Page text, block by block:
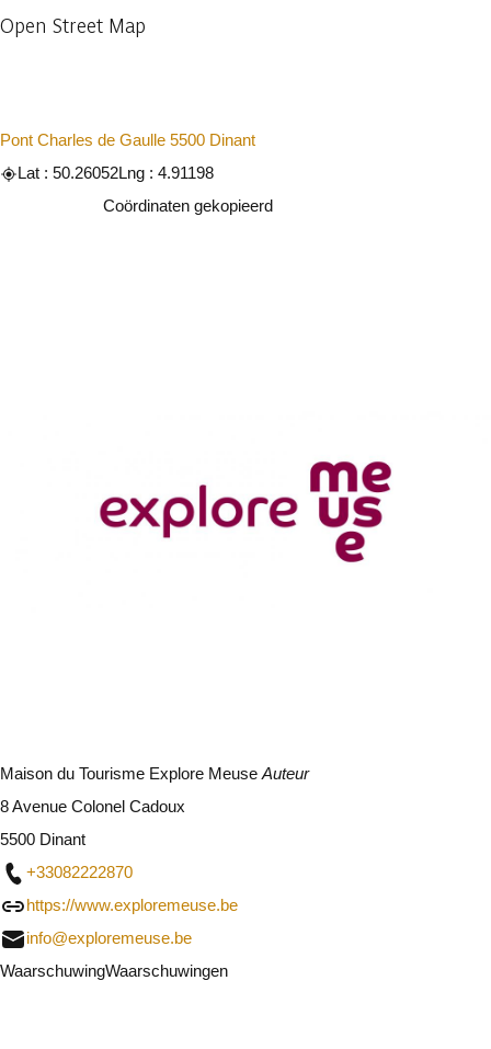
Open Street Map
Pont Charles de Gaulle 5500 Dinant
Lat : 50.26052Lng : 4.91198
Coördinaten gekopieerd
Maison du Tourisme Explore Meuse Auteur
8 Avenue Colonel Cadoux
5500 Dinant
+33082222870
https://www.exploremeuse.be
info@exploremeuse.be
WaarschuwingWaarschuwingen